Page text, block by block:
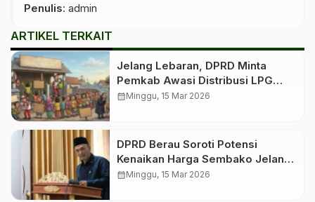
Penulis: admin
ARTIKEL TERKAIT
Jelang Lebaran, DPRD Minta
Pemkab Awasi Distribusi LPG
Bersubsidi
calendar_monthMinggu, 15 Mar 2026
DPRD Berau Soroti Potensi
Kenaikan Harga Sembako Jelang
Idulfitri
calendar_monthMinggu, 15 Mar 2026